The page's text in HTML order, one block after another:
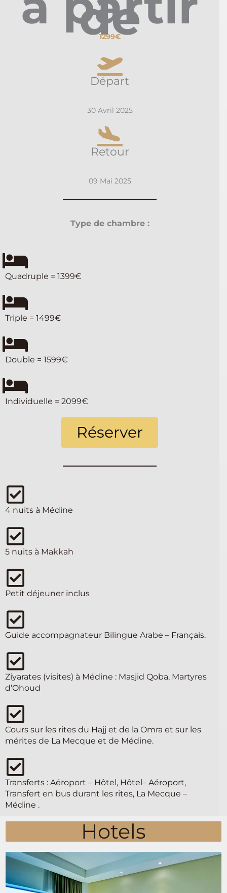
de
1299€
Départ
30 Avril 2025
Retour
09 Mai 2025
Type de chambre :
Quadruple = 1399€
Triple = 1499€
Double = 1599€
Individuelle = 2099€
Réserver
4 nuits à Médine
5 nuits à Makkah
Petit déjeuner inclus
Guide accompagnateur Bilingue Arabe – Français.
Ziyarates (visites) à Médine : Masjid Qoba, Martyres
d’Ohoud
Cours sur les rites du Hajj et de la Omra et sur les
mérites de La Mecque et de Médine.
Transferts : Aéroport – Hôtel, Hôtel– Aéroport,
Transfert en bus durant les rites, La Mecque –
Médine .
Hotels